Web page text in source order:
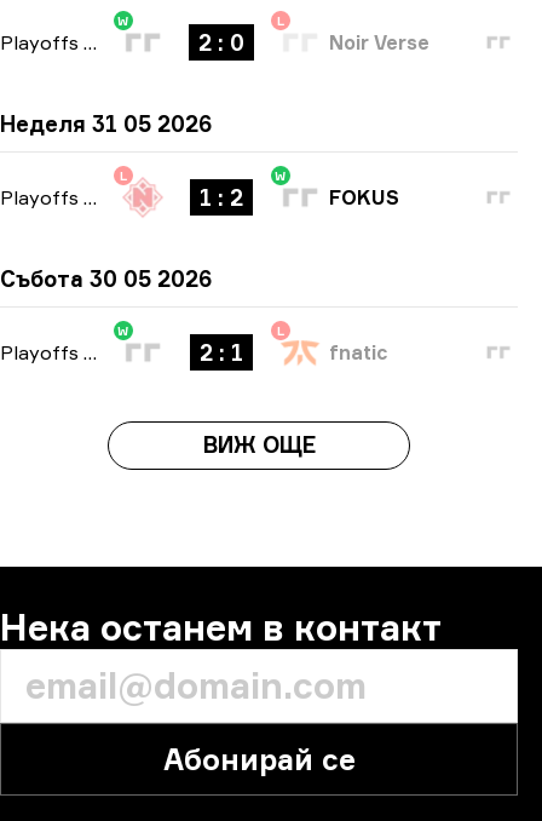
Playoffs bo3
W
2 : 0
L
Noir Verse
Неделя 31 05 2026
Playoffs bo3
L
1 : 2
W
FOKUS
Събота 30 05 2026
Playoffs bo3
W
2 : 1
L
fnatic
ВИЖ ОЩЕ
Нека останем в контакт
Абонирай се